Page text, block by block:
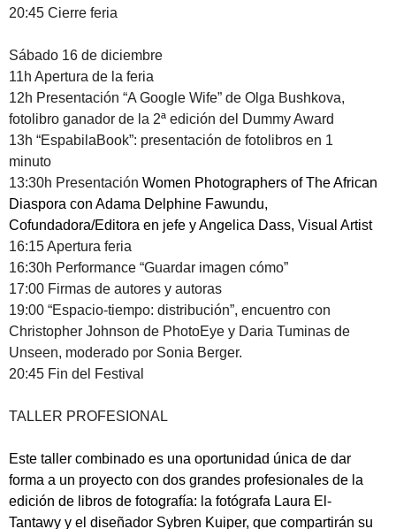
20:45 Cierre feria
Sábado 16 de diciembre
11h Apertura de la feria
12h Presentación “A Google Wife” de Olga Bushkova,
fotolibro ganador de la 2ª edición del Dummy Award
13h “EspabilaBook”: presentación de fotolibros en 1
minuto
13:30h Presentación Women Photographers of The African
Diaspora con Adama Delphine Fawundu,
Cofundadora/Editora en jefe y Angelica Dass, Visual Artist
16:15 Apertura feria
16:30h Performance “Guardar imagen cómo”
17:00 Firmas de autores y autoras
19:00 “Espacio-tiempo: distribución”, encuentro con
Christopher Johnson de PhotoEye y Daria Tuminas de
Unseen, moderado por Sonia Berger.
20:45 Fin del Festival
TALLER PROFESIONAL
Este taller combinado es una oportunidad única de dar
forma a un proyecto con dos grandes profesionales de la
edición de libros de fotografía: la fotógrafa Laura El-
Tantawy y el diseñador Sybren Kuiper, que compartirán su